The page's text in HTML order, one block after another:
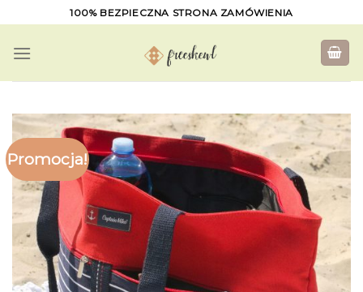
to
content
100% BEZPIECZNA STRONA ZAMÓWIENIA
Promocja!